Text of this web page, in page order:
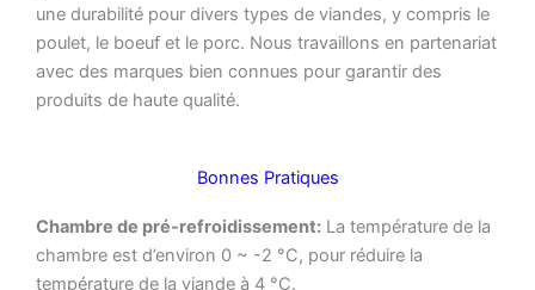
une durabilité pour divers types de viandes, y compris le
poulet, le boeuf et le porc. Nous travaillons en partenariat
avec des marques bien connues pour garantir des
produits de haute qualité.
Bonnes Pratiques
Chambre de pré-refroidissement: La température de la
chambre est d’environ 0 ~ -2 °C, pour réduire la
température de la viande à 4 °C.